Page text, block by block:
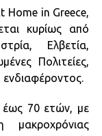
Home in Greece,
κυρίως από
Ελβετία,
Πολιτείες,
έως 70 ετών, με